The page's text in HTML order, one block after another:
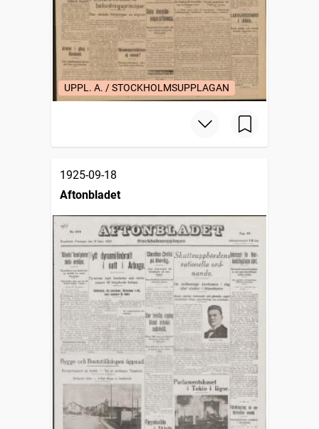
UPPL. A. / STOCKHOLMSUPPLAGAN
1925-09-18
Aftonbladet